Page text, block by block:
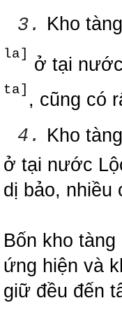
3. Kho
la] ở tại
ta] , cũng có
4. Kho
ở tại nước
dị bảo, nhiều
Bốn kho
ứng hiện và
giữ đều đến